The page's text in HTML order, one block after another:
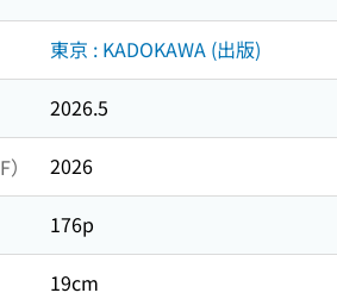
東京 : KADOKAWA (出版)
2026.5
2026
176p
19cm